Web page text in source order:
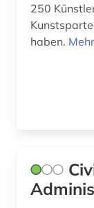
hitler (1)
250
haben.